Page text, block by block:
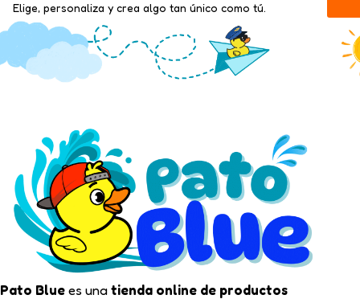
Elige, personaliza y crea algo tan único como tú.
Pato Bluees unatienda online de productos